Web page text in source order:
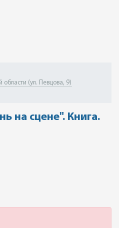
области (ул. Певцова, 9)
на сцене". Книга.